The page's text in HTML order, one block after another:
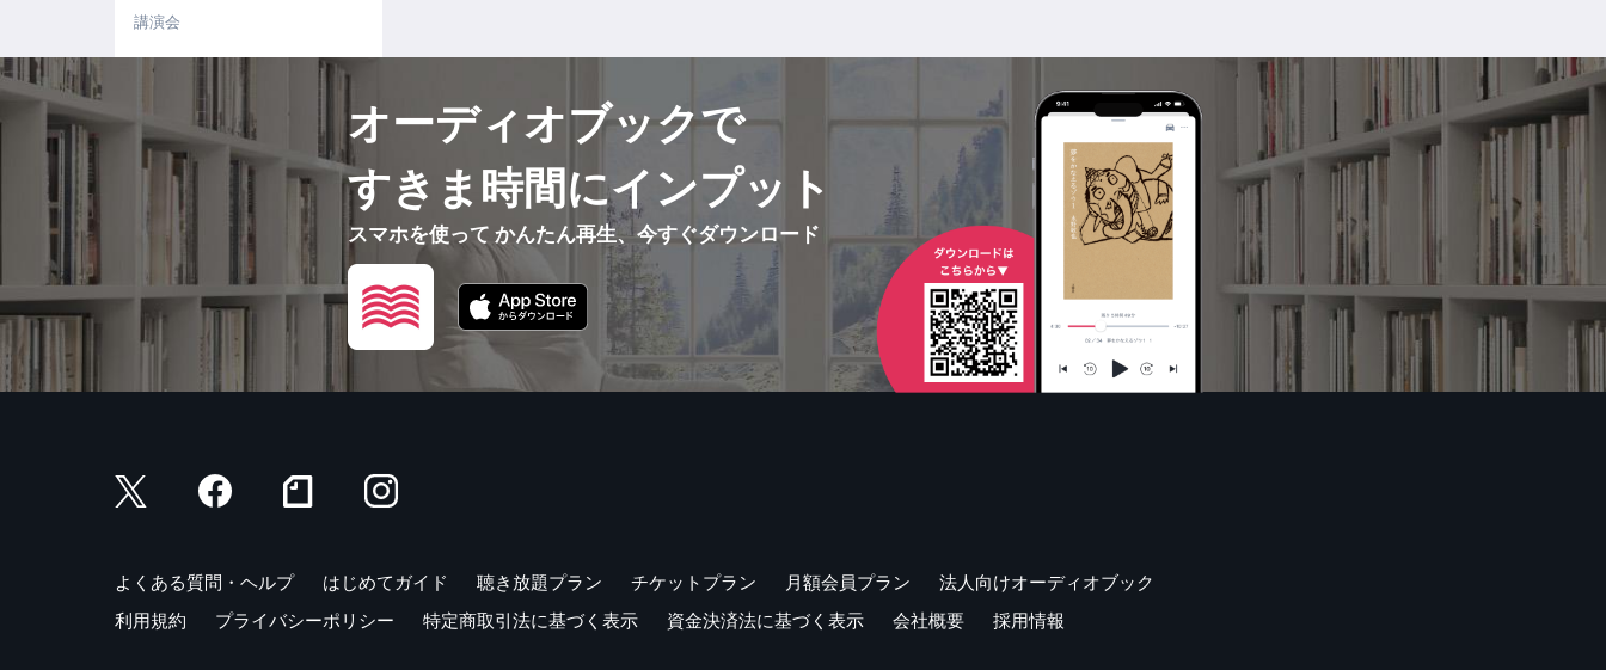
講演会
オーディオブックで
すきま時間にインプット
スマホを使って かんたん再生、今すぐダウンロード
よくある質問・ヘルプ はじめてガイド 聴き放題プラン チケットプラン 月額会員プラン
法人向けオーディオブック
利用規約
プライバシーポリシー 特定商取引法に基づく表示 資金決済法に基づく表示 会社概要 採用情報